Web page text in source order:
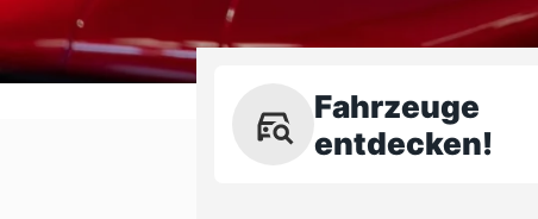
Fahrzeuge
entdecken!